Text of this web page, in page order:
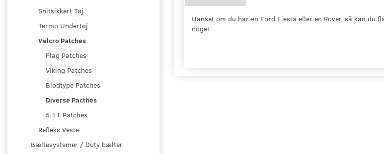
Snitsikkert Tøj
Termo Undertøj
Velcro Patches
Flag Patches
Viking Patches
Blodtype Patches
Diverse Pacthes
5.11 Patches
Refleks Veste
Bæltesystemer / Duty bælter
Uanset om du har en Ford Fiesta eller en Rover, så kan du
noget